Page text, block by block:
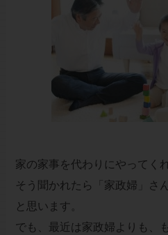
家の家事を代わりにやってく
そう聞かれたら「家政婦」さ
と思います。
でも、最近は家政婦よりも、